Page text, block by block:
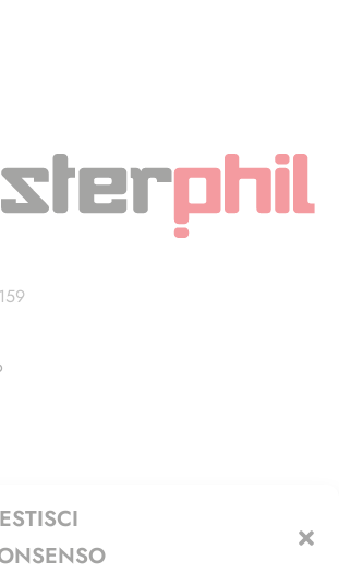
- Trezzano Sul Naviglio (MI)
3155